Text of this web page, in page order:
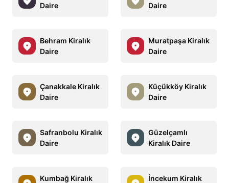
Daire
Daire
Behram Kiralık
Daire
Muratpaşa Kiralık
Daire
Çanakkale Kiralık
Daire
Küçükköy Kiralık
Daire
Safranbolu Kiralık
Daire
Güzelçamlı
Kiralık Daire
Kumbağ Kiralık
İncekum Kiralık